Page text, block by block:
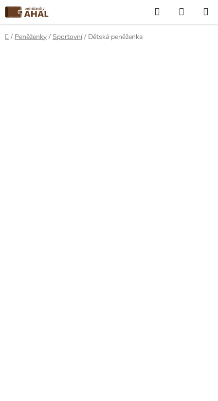
Přejít
na
obsah
Hledat
KOŠÍK
Domů
/ Peněženky / Sportovní / Dětská peněženka